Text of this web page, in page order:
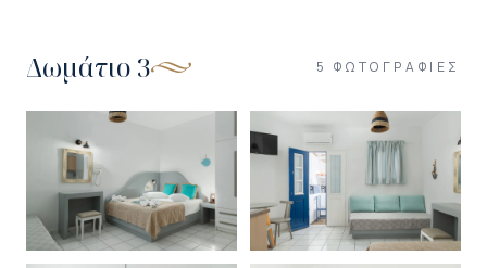
Δωμάτιο 3 5 ΦΩΤΟΓΡΑΦΊΕΣ